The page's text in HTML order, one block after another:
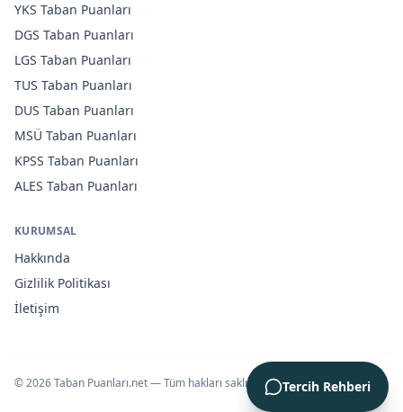
YKS Taban Puanları
DGS Taban Puanları
LGS Taban Puanları
TUS Taban Puanları
DUS Taban Puanları
MSÜ Taban Puanları
KPSS Taban Puanları
ALES Taban Puanları
KURUMSAL
Hakkında
Gizlilik Politikası
İletişim
©2026Taban Puanları.net — Tüm hakları saklıdır. Tercih Rehberi